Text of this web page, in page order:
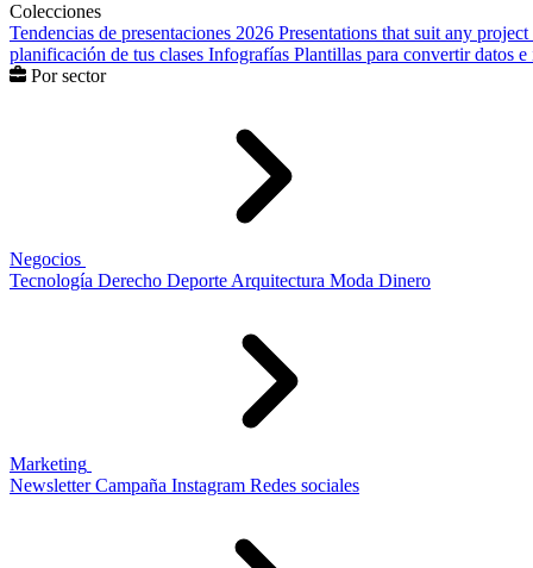
Colecciones
Tendencias de presentaciones 2026 Presentations that suit any project
planificación de tus clases Infografías Plantillas para convertir datos
Por sector
Negocios
Tecnología Derecho Deporte Arquitectura Moda Dinero
Marketing
Newsletter Campaña Instagram Redes sociales